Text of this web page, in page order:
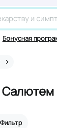
Бонусная
Фильтр